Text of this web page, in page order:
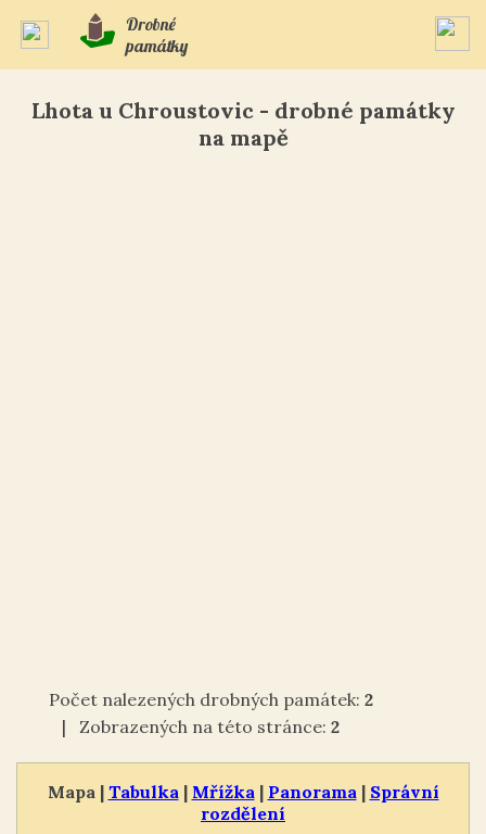
Drobné
památky
Lhota u Chroustovic - drobné památky
na mapě
Počet nalezených drobných památek: 2
| Zobrazených na této stránce: 2
Mapa | Tabulka | Mřížka | Panorama | Správní
rozdělení